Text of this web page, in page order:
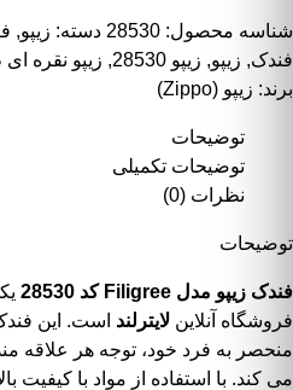
شناسه محصول: 28530 دسته: زیپو,
فندک, زیپو, زیپو 28530 , زیپو نقره
برند: زیپو (Zippo)
توضیحات
توضیحات تکمیلی
نظرات (0)
توضیحات
فندک زیپو مدل Filigree کد 28530
فروشگاه آنلاین لایترلند است. این
منحصر به فرد خود، توجه هر علاقه
می کند. با استفاده از مواد با کیفیت